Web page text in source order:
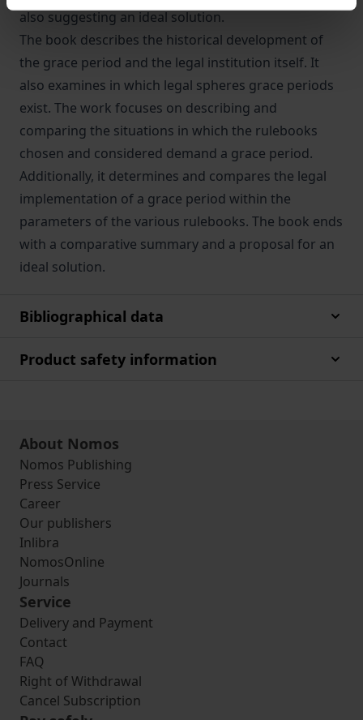
also suggesting an ideal solution.
The book describes the historical development of
the grace period and the legal institution itself. It
also examines in which legal spheres grace periods
exist. The work focuses on describing and
comparing the situations in which the rulebooks
chosen and considered demand a grace period.
Additionally, it determines and compares the legal
implementation of a grace period within the
parameters of the various rulebooks. The book ends
with a comparative summary and a proposal for an
ideal solution.
Bibliographical data
Product safety information
About Nomos
Nomos Publishing
Press Service
Career
Our publishers
Inlibra
NomosOnline
Journals
Service
Delivery and Payment
Contact
FAQ
Right of Withdrawal
Cancel Subscription